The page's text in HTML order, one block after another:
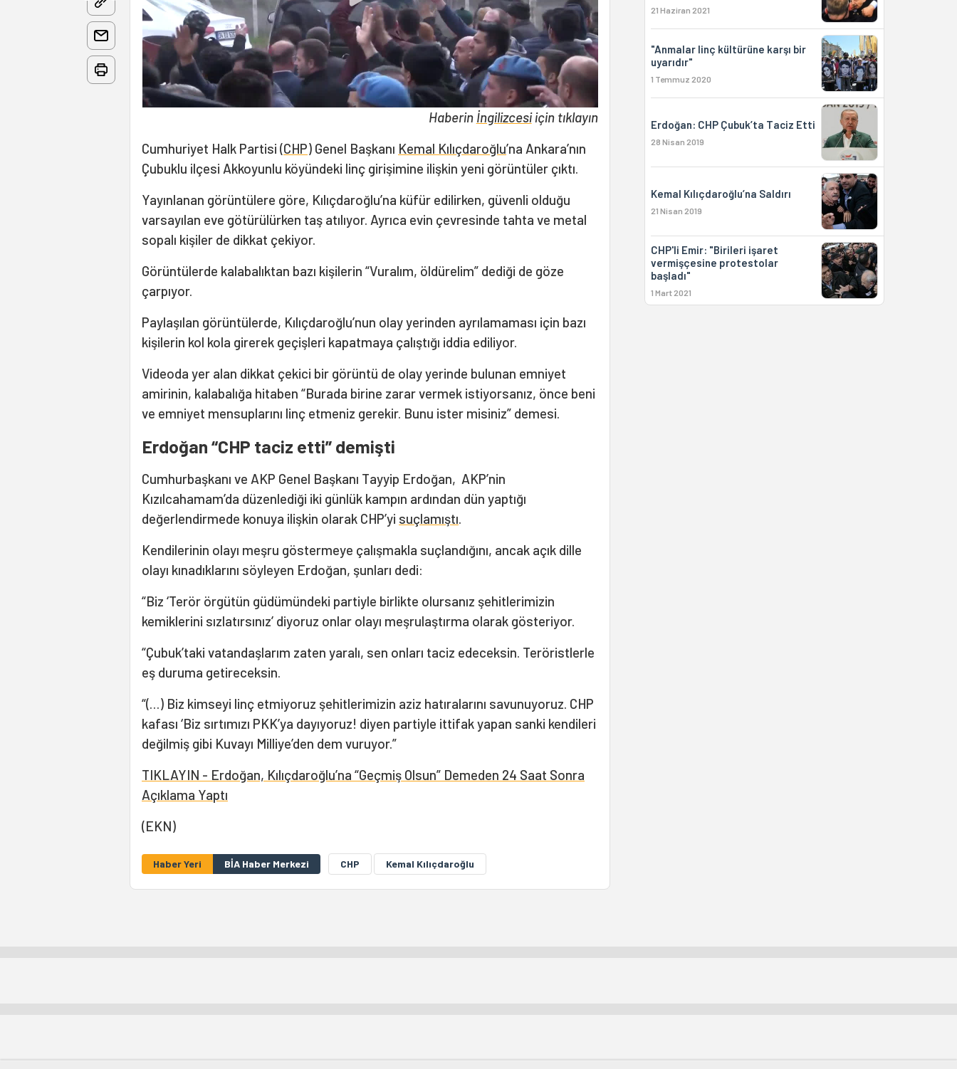
Haberin İngilizcesiiçin tıklayın
Cumhuriyet Halk Partisi (CHP) Genel Başkanı Kemal Kılıçdaroğlu’na Ankara’nın
Çubuklu ilçesi Akkoyunlu köyündeki linç girişimine ilişkin yeni görüntüler çıktı.
Yayınlanan görüntülere göre, Kılıçdaroğlu’na küfür edilirken, güvenli olduğu
varsayılan eve götürülürken taş atılıyor. Ayrıca evin çevresinde tahta ve metal
sopalı kişiler de dikkat çekiyor.
Görüntülerde kalabalıktan bazı kişilerin “Vuralım, öldürelim” dediği de göze
çarpıyor.
Paylaşılan görüntülerde, Kılıçdaroğlu’nun olay yerinden ayrılamaması için bazı
kişilerin kol kola girerek geçişleri kapatmaya çalıştığı iddia ediliyor.
Videoda yer alan dikkat çekici bir görüntü de olay yerinde bulunan emniyet
amirinin, kalabalığa hitaben “Burada birine zarar vermek istiyorsanız, önce beni
ve emniyet mensuplarını linç etmeniz gerekir. Bunu ister misiniz” demesi.
Erdoğan “CHP taciz etti” demişti
Cumhurbaşkanı ve AKP Genel Başkanı Tayyip Erdoğan, AKP’nin
Kızılcahamam’da düzenlediği iki günlük kampın ardından dün yaptığı
değerlendirmede konuya ilişkin olarak CHP’yi suçlamıştı.
Kendilerinin olayı meşru göstermeye çalışmakla suçlandığını, ancak açık dille
olayı kınadıklarını söyleyen Erdoğan, şunları dedi:
“Biz ‘Terör örgütün güdümündeki partiyle birlikte olursanız şehitlerimizin
kemiklerini sızlatırsınız’ diyoruz onlar olayı meşrulaştırma olarak gösteriyor.
“Çubuk’taki vatandaşlarım zaten yaralı, sen onları taciz edeceksin. Teröristlerle
eş duruma getireceksin.
“(…) Biz kimseyi linç etmiyoruz şehitlerimizin aziz hatıralarını savunuyoruz. CHP
kafası ‘Biz sırtımızı PKK’ya dayıyoruz! diyen partiyle ittifak yapan sanki kendileri
değilmiş gibi Kuvayı Milliye’den dem vuruyor.”
TIKLAYIN - Erdoğan, Kılıçdaroğlu’na “Geçmiş Olsun” Demeden 24 Saat Sonra
Açıklama Yaptı
(EKN)
Haber Yeri BİA Haber Merkezi CHP Kemal Kılıçdaroğlu
21 Haziran 2021
"Anmalar linç kültürüne karşı bir
uyarıdır"
1 Temmuz 2020
Erdoğan: CHP Çubuk’ta Taciz Etti
28 Nisan 2019
Kemal Kılıçdaroğlu’na Saldırı
21 Nisan 2019
CHP'li Emir: "Birileri işaret
vermişçesine protestolar
başladı"
1 Mart 2021